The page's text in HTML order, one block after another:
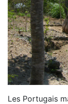
Les Portugais